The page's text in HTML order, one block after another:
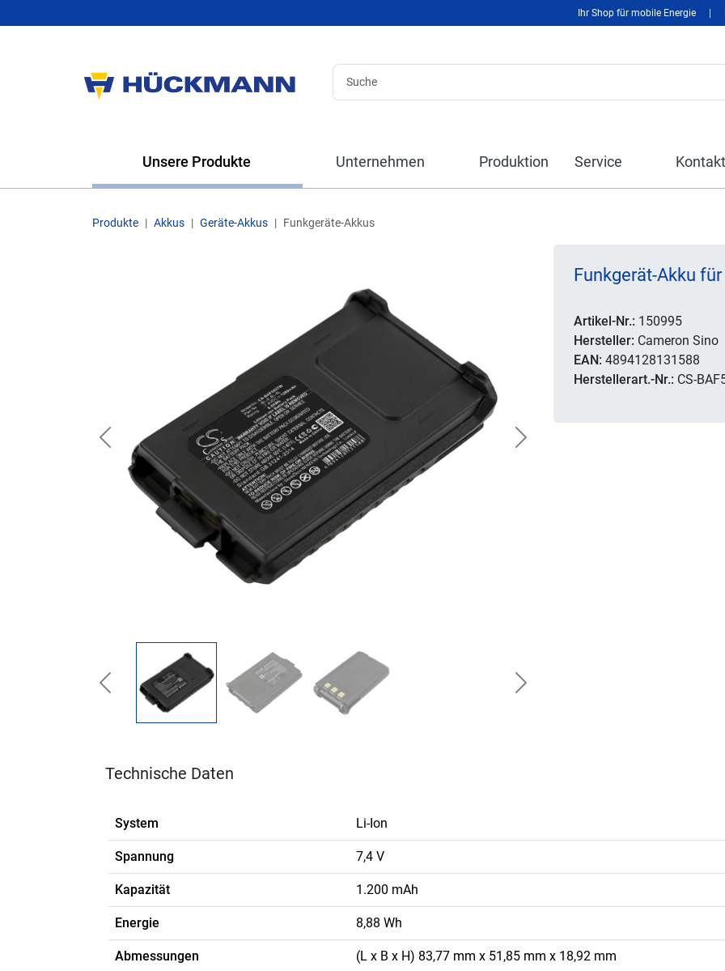
Ihr Shop für mobile Energie
Unsere Produkte Unternehmen Produktion Service Kontakt
Produkte Akkus Geräte-Akkus Funkgeräte-Akkus
Previous Next
Previous Next
Funkgerät-Akku
Artikel-Nr.: 150995
Hersteller: Cameron Sino
EAN: 4894128131588
Herstellerart.-Nr.: CS-
Technische Daten
System Li-Ion
Spannung 7,4 V
Kapazität 1.200 mAh
Energie 8,88 Wh
Abmessungen (L x B x H) 83,77 mm x 51,85 mm x 18,92 mm